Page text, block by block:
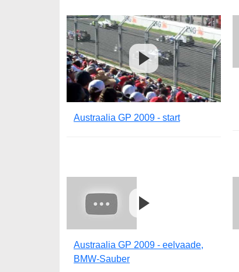
Austraalia GP 2009 - start
Austraalia GP 2009 - eelvaade,
BMW-Sauber